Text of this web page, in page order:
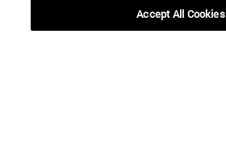
Accept All Cookies